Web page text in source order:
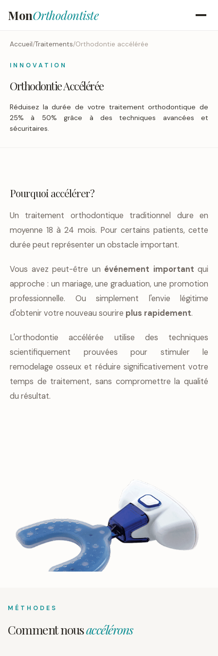
MonOrthodontiste
Accueil/Traitements/Orthodontie accélérée
INNOVATION
Orthodontie Accélérée
Réduisez la durée de votre traitement orthodontique de
25% à 50% grâce à des techniques avancées et
sécuritaires.
Pourquoi accélérer?
Un traitement orthodontique traditionnel dure en
moyenne 18 à 24 mois. Pour certains patients, cette
durée peut représenter un obstacle important.
Vous avez peut-être un événement important qui
approche : un mariage, une graduation, une promotion
professionnelle. Ou simplement l'envie légitime
d'obtenir votre nouveau sourire plus rapidement.
L'orthodontie accélérée utilise des techniques
scientifiquement prouvées pour stimuler le
remodelage osseux et réduire significativement votre
temps de traitement, sans compromettre la qualité
du résultat.
MÉTHODES
Comment nousaccélérons